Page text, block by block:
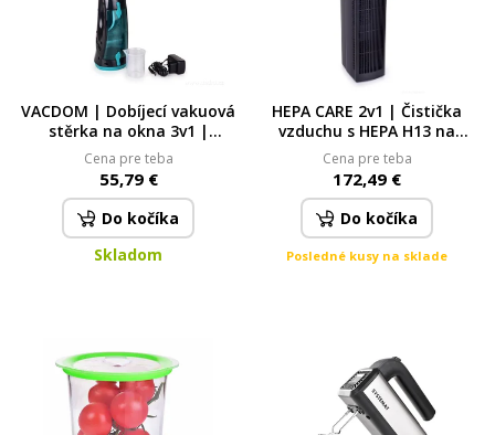
VACDOM | Dobíjecí vakuová
stěrka na okna 3v1 |
rozprašovač + mytí +
vysávání | 2× 80 ml nádržky
dobíjecí
Cena pre teba
55,79 €
Do kočíka
Skladom
HEPA CARE 2v1 | Čistička
vzduchu s HEPA H13 na
prach, pyl, roztoče i viry
Cena pre teba
172,49 €
Do kočíka
Posledné kusy na sklade